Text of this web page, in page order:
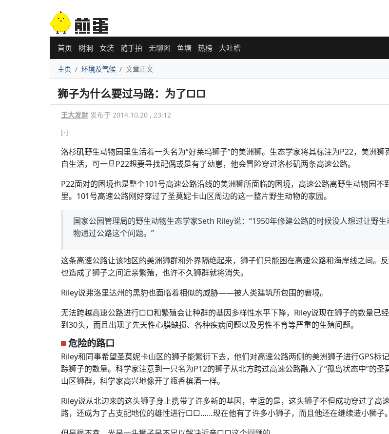
首页 树洞 女装 随手拍 无聊图 鱼塘 热榜 大吐槽
主页 环境及气候 文章正文
狮子为什么要过马路：为了□□
王大发财 发布于 2014.10.20 , 23:12
[-]
洛杉矶野生动物园里生活着一头名为“好莱坞狮子”的美洲狮。生态学家将其标注为P22，美洲狮
自生活，可一旦P22想要寻找配偶或是有了幼崽，他会冒险穿过洛杉矶两条高速公路。
P22面对的困境也是整个101号高速公路沿线的美洲狮所面临的困境，高速公路离野生动物园不
里。101号高速公路刚好穿过了圣莫妮卡山区周边的这一整片野生动物的家园。
国家公园管理局的野生动物生态学家Seth Riley说：“1950年修建公路的时候没人想过让野生
物通过公路这个问题。”
这条高速公路让该地区的美洲狮群和外界隔绝起来，狮子们只能困在高速公路和海岸线之间。
也造成了狮子之间近亲繁殖，也许不久狮群就将消失。
Riley说弗洛里达州的黑豹也面临着相似的威胁——被人类建筑所包围的窘境。
无法跨越高速公路进行□□和繁殖会让种群的基因多样性水平下降，Riley说现在狮子的数量已
到30头，而且出现了先天性心膜缺损、各种疾病问题以及男性不育等严重的生殖问题。
危险的路口
Riley和同事希望圣莫妮卡山区的狮子能繁衍下去，他们对高速公路两侧的美洲狮子进行GPS标
踪狮子的数量。科学家注意到一只名为P12的狮子从北方跨过高速公路融入了“孤岛状态中”的圣
山区狮群，科学家高兴地像开了瓶香槟酒一样。
Riley说从北边来的这头狮子身上携带了许多新的基因，幸运的是，这头狮子不但成功穿过了高
路，还成为了占支配地位的雄性进行□□……现在他有了许多小狮子，而且他还在继续造小狮子。